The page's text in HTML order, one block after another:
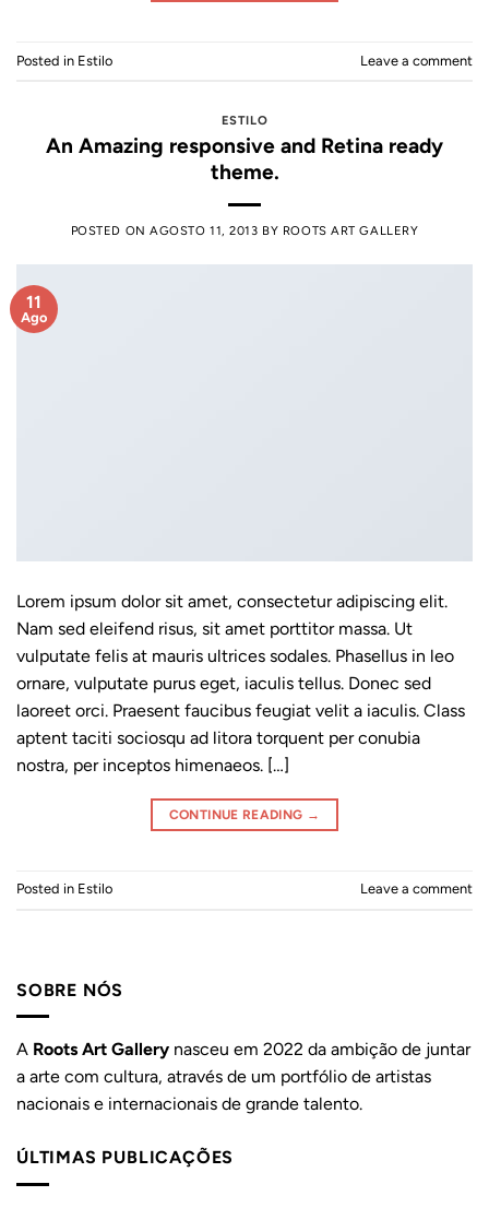
Posted in Estilo Leave a comment
ESTILO
An Amazing responsive and Retina ready
theme.
POSTED ONAGOSTO 11, 2013 BY ROOTS ART GALLERY
11
Ago
Lorem ipsum dolor sit amet, consectetur adipiscing elit.
Nam sed eleifend risus, sit amet porttitor massa. Ut
vulputate felis at mauris ultrices sodales. Phasellus in leo
ornare, vulputate purus eget, iaculis tellus. Donec sed
laoreet orci. Praesent faucibus feugiat velit a iaculis. Class
aptent taciti sociosqu ad litora torquent per conubia
nostra, per inceptos himenaeos. […]
CONTINUE READING →
Posted in Estilo Leave a comment
SOBRE NÓS
A Roots Art Gallery nasceu em 2022 da ambição de juntar
a arte com cultura, através de um portfólio de artistas
nacionais e internacionais de grande talento.
ÚLTIMAS PUBLICAÇÕES